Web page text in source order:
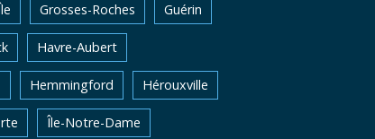
Grosses-Roches Guérin
Havre-Aubert
Hemmingford Hérouxville
Île-Notre-Dame